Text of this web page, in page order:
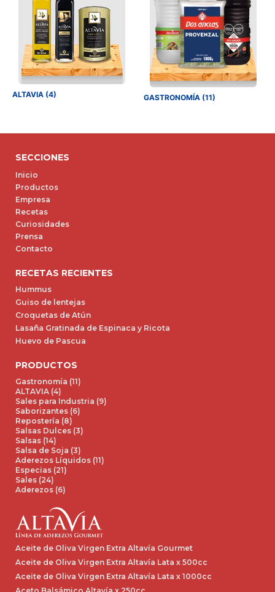
ALTAVIA (4) GASTRONOMÍA (11)
SECCIONES
Inicio
Productos
Empresa
Recetas
Curiosidades
Prensa
Contacto
RECETAS RECIENTES
Hummus
Guiso de lentejas
Croquetas de Atún
Lasaña Gratinada de Espinaca y Ricota
Huevo de Pascua
PRODUCTOS
Gastronomía (11)
ALTAVIA (4)
Sales para Industria (9)
Saborizantes (6)
Repostería (8)
Salsas Dulces (3)
Salsas (14)
Salsa de Soja (3)
Aderezos Líquidos (11)
Especias (21)
Sales (24)
Aderezos (6)
Aceite de Oliva Virgen Extra Altavía Gourmet
Aceite de Oliva Virgen Extra Altavía Lata x 500cc
Aceite de Oliva Virgen Extra Altavía Lata x 1000cc